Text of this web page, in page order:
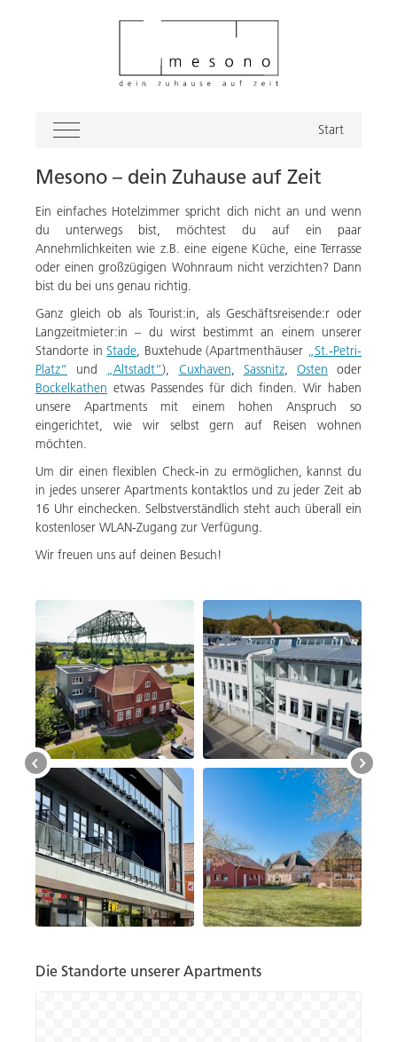
Start
Mesono – dein Zuhause auf Zeit
Ein einfaches Hotelzimmer spricht dich nicht an und wenn
du unterwegs bist, möchtest du auf ein paar
Annehmlichkeiten wie z.B. eine eigene Küche, eine Terrasse
oder einen großzügigen Wohnraum nicht verzichten? Dann
bist du bei uns genau richtig.
Ganz gleich ob als Tourist:in, als Geschäftsreisende:r oder
Langzeitmieter:in – du wirst bestimmt an einem unserer
Standorte inStade, Buxtehude (Apartmenthäuser „St.-Petri-
Platz“
und „Altstadt“), Cuxhaven, Sassnitz, Osten oder
Bockelkathen etwas Passendes für dich finden. Wir haben
unsere Apartments mit einem hohen Anspruch so
eingerichtet, wie wir selbst gern auf Reisen wohnen
möchten.
Um dir einen flexiblen Check-in zu ermöglichen, kannst du
in jedes unserer Apartments kontaktlos und zu jeder Zeit ab
16 Uhr einchecken. Selbstverständlich steht auch überall ein
kostenloser WLAN-Zugang zur Verfügung.
Wir freuen uns auf deinen Besuch!
Die Standorte unserer Apartments